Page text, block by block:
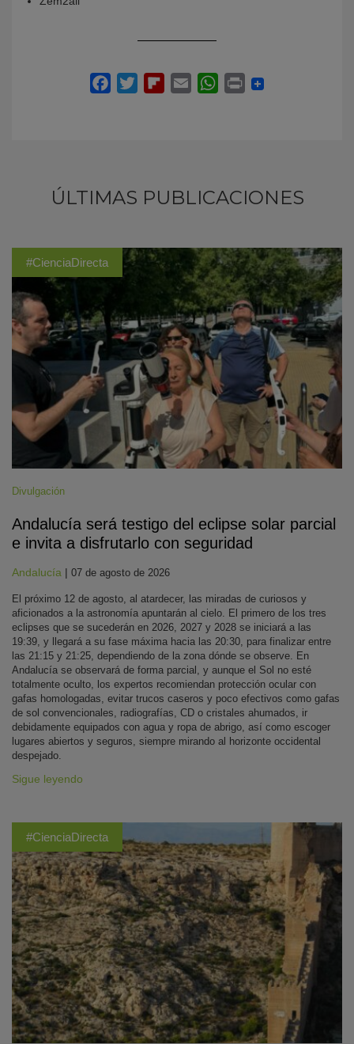
ÚLTIMAS PUBLICACIONES
#CienciaDirecta
Divulgación
Andalucía será testigo del eclipse solar parcial
e invita a disfrutarlo con seguridad
Andalucía | 07 de agosto de 2026
El próximo 12 de agosto, al atardecer, las miradas de curiosos y
aficionados a la astronomía apuntarán al cielo. El primero de los tres
eclipses que se sucederán en 2026, 2027 y 2028 se iniciará a las
19:39, y llegará a su fase máxima hacia las 20:30, para finalizar entre
las 21:15 y 21:25, dependiendo de la zona dónde se observe. En
Andalucía se observará de forma parcial, y aunque el Sol no esté
totalmente oculto, los expertos recomiendan protección ocular con
gafas homologadas, evitar trucos caseros y poco efectivos como gafas
de sol convencionales, radiografías, CD o cristales ahumados, ir
debidamente equipados con agua y ropa de abrigo, así como escoger
lugares abiertos y seguros, siempre mirando al horizonte occidental
despejado.
Sigue leyendo
#CienciaDirecta